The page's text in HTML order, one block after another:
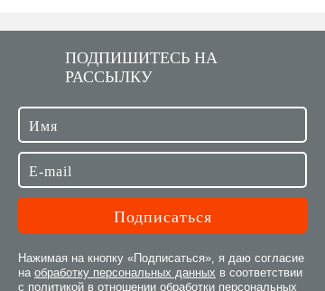
ПОДПИШИТЕСЬ НА
РАССЫЛКУ
Нажимая на кнопку «Подписаться», я даю согласие
на обработку персональных данных в соответствии
с политикой в отношении обработки персональных